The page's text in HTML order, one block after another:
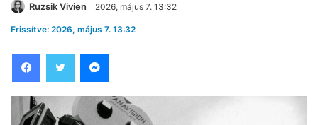
Ruzsik Vivien 2026, május 7. 13:32
Frissítve: 2026, május 7. 13:32